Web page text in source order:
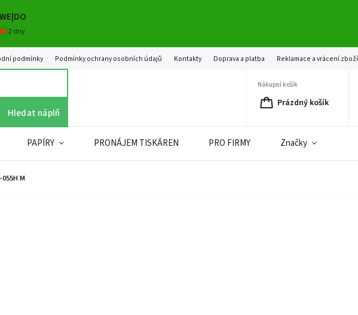
WE|DO
2 dny
podmínky Podmínky ochrany osobních údajů Kontakty Doprava a platba Reklamace a vrácení zboží
Hledat náplň
Nákupní košík
Prázdný košík
PAPÍRY PRONÁJEM TISKÁREN PRO FIRMY Značky
M